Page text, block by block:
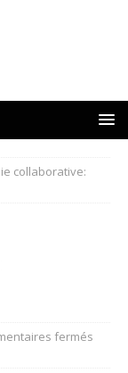
collaborative:
fermés